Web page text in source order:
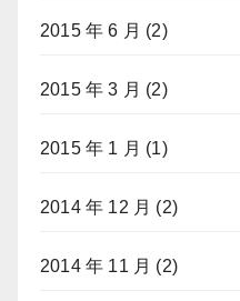
2015 年 6 月 (2)
2015 年 3 月 (2)
2015 年 1 月 (1)
2014 年 12 月 (2)
2014 年 11 月 (2)